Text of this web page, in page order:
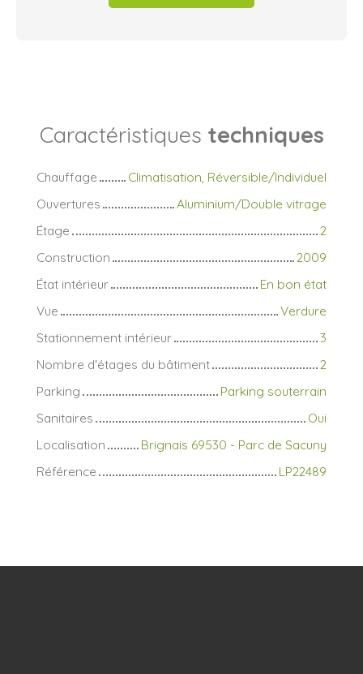
Caractéristiques techniques
Chauffage
Climatisation, Réversible/Individuel
Ouvertures
Aluminium/Double vitrage
Étage
2
Construction
2009
État intérieur
En bon état
Vue
Verdure
Stationnement intérieur
3
Nombre d'étages du bâtiment
2
Parking
Parking souterrain
Sanitaires
Oui
Localisation
Brignais 69530 - Parc de Sacuny
Référence
LP22489